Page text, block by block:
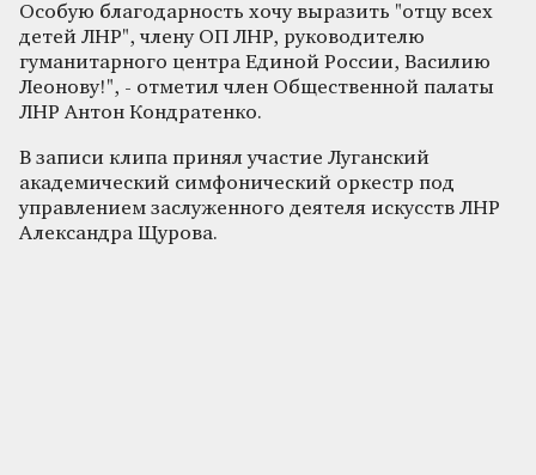
Особую благодарность хочу выразить "отцу всех
детей ЛНР", члену ОП ЛНР, руководителю
гуманитарного центра Единой России, Василию
Леонову!", - отметил член Общественной палаты
ЛНР Антон Кондратенко.
В записи клипа принял участие Луганский
академический симфонический оркестр под
управлением заслуженного деятеля искусств ЛНР
Александра Щурова.